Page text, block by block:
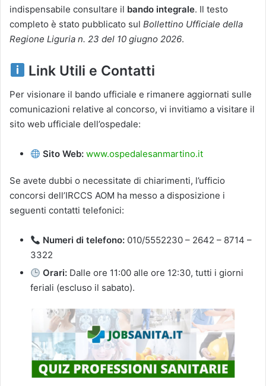
indispensabile consultare il bando integrale. Il testo
completo è stato pubblicato sul Bollettino Ufficiale della
Regione Liguria n. 23 del 10 giugno 2026.
Link Utili e Contatti
Per visionare il bando ufficiale e rimanere aggiornati sulle
comunicazioni relative al concorso, vi invitiamo a visitare il
sito web ufficiale dell’ospedale:
Sito Web: www.ospedalesanmartino.it
Se avete dubbi o necessitate di chiarimenti, l’ufficio
concorsi dell’IRCCS AOM ha messo a disposizione i
seguenti contatti telefonici:
Numeri di telefono: 010/5552230 – 2642 – 8714 –
3322
Orari: Dalle ore 11:00 alle ore 12:30, tutti i giorni
feriali (escluso il sabato).